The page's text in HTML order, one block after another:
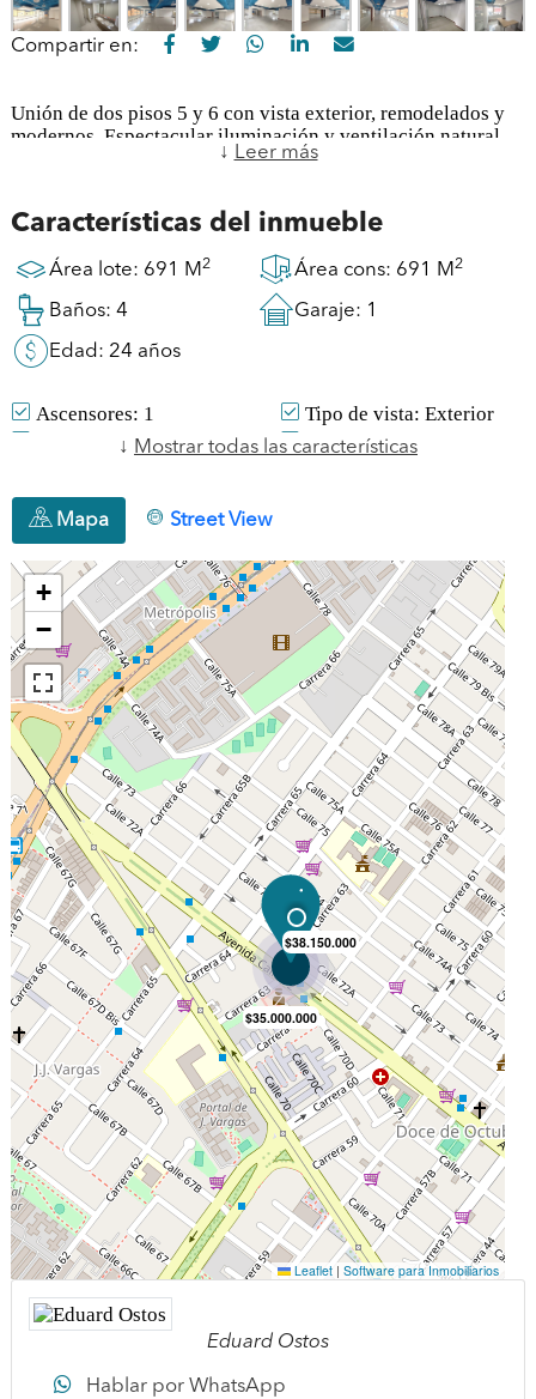
Compartir en:
Unión de dos pisos 5 y 6 con vista exterior, remodelados y
modernos. Espectacular iluminación y ventilación natural,
dos ascensores directos, recepción, espacios abiertos y un
para distribuir según las necesidades actuales . Cuenta con
cocina y cafetería interna y batería de baños interna. Posee
10 parqueaderos privados más 15 para visitantes, El edificio
cuenta con planta eléctrica de suplencia total y transferencia
automática, tanques de agua y vigilancia 24 horas.
↓ Leer más
Características del inmueble
Área lote: 691 M2 Área cons: 691 M2
Baños: 4
Garaje: 1
Edad: 24 años
Ascensores: 1
Tipo de vista: Exterior
Balcones: 1
Tipo de piso: Mármol
Citófono: SI
Parques: SI
Iglesias: SI
Área urbana: SI
Hospitales: SI
Transporte público: SI
Supermercados: SI
Centros comerciales: SI
Colegios: SI
Universidades: SI
Vía principal: SI
Restaurantes: SI
Zona industrial: SI
Zona residencial: SI
↓ Mostrar todas las características
Mapa Street View
Eduard Ostos
Hablar por WhatsApp